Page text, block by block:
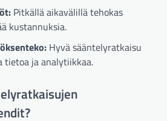
Pitkällä aikavälillä tehokas
kustannuksia.
Hyvä sääntelyratkaisu
tietoa ja analytiikkaa.